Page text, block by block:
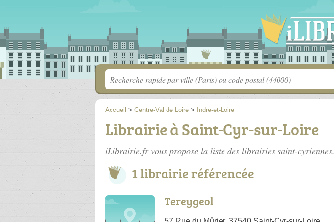
Accueil > Centre-Val de Loire > Indre-et-Loire
Librairie à Saint-Cyr-sur-Loire
iLibrairie.fr vous propose la liste des librairies saint-cyriennes.
1 librairie référencée
Tereygeol